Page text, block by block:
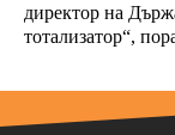
директор на
тотализатор“,